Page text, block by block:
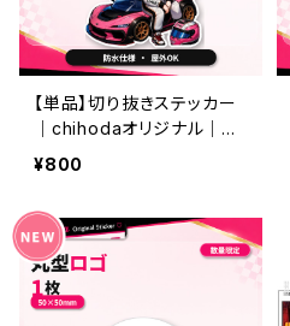
【単品】切り抜きステッカー
｜chihodaオリジナル｜防
水・屋外OK
¥800